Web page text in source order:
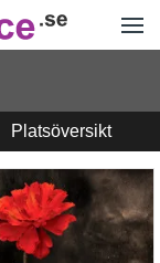
Platsöversikt